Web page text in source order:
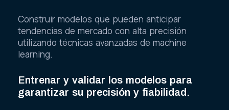
Construir modelos que pueden anticipar
tendencias de mercado con alta precisión
utilizando técnicas avanzadas de machine
learning.
Entrenar y validar los modelos para
garantizar su precisión y fiabilidad.